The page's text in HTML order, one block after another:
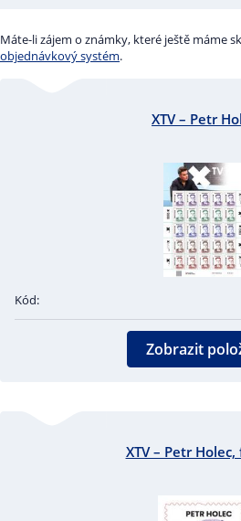
Máte-li zájem o známky, které ještě máme
objednávkový systém.
XTV – Petr
Kód:
Zobrazit
XTV – Petr